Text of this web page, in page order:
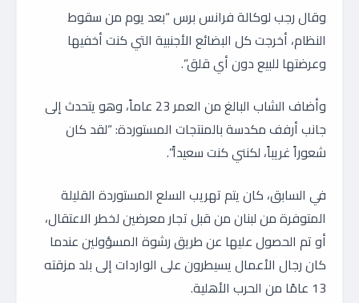
وقال رجب لوكالة فرانس برس “بعد يوم من سقوط
النظام، أخرجت كل البضائع الأجنبية التي كنت أخفيها
وعرضتها للبيع دون أي قلق”.
وأضاف الشاب البالغ من العمر 23 عاماً، وهو يتحدث إلى
جانب أرفف مكدسة بالمنتجات المستوردة: “لقد كان
شعوراً غريباً، لكنني كنت سعيداً”.
في السابق، كان يتم تهريب السلع المستوردة القليلة
المتوفرة من لبنان من قبل تجار معرضين لخطر الاعتقال،
أو تم الحصول عليها عن طريق رشوة المسؤولين عندما
كان رجال الأعمال يسيطرون على الواردات إلى بلد مزقته
13 عامًا من الحرب الأهلية.